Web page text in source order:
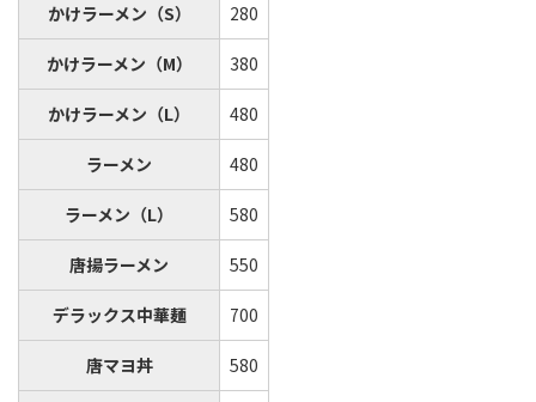
かけラーメン（S） 280
かけラーメン（M） 380
かけラーメン（L） 480
ラーメン 480
ラーメン（L） 580
唐揚ラーメン 550
デラックス中華麺 700
唐マヨ丼 580